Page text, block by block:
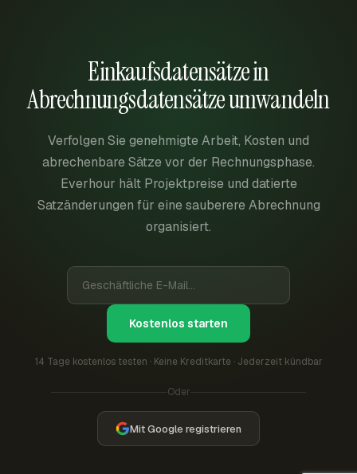
Einkaufsdatensätze in
Abrechnungsdatensätze umwandeln
Verfolgen Sie genehmigte Arbeit, Kosten und
abrechenbare Sätze vor der Rechnungsphase.
Everhour hält Projektpreise und datierte
Satzänderungen für eine sauberere Abrechnung
organisiert.
Kostenlos starten
14 Tage kostenlos testen · Keine Kreditkarte · Jederzeit kündbar
Oder
Mit Google registrieren